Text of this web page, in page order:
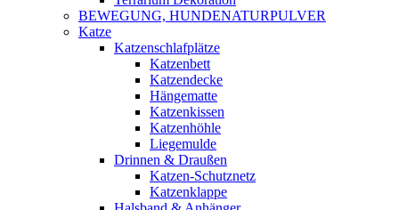
BEWEGUNG, HUNDENATURPULVER
Katze
Katzenschlafplätze
Katzenbett
Katzendecke
Hängematte
Katzenkissen
Katzenhöhle
Liegemulde
Drinnen & Draußen
Katzen-Schutznetz
Katzenklappe